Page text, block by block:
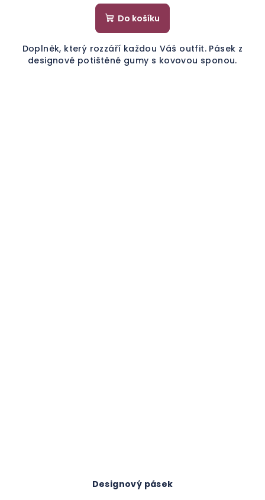
Do košíku
Doplněk, který rozzáří každou Váš outfit. Pásek z
designové potištěné gumy s kovovou sponou.
Designový pásek